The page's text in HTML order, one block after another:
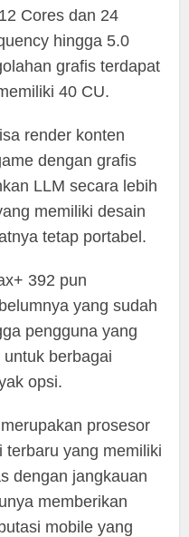
Cores dan 24
hingga 5.0
grafis terdapat
40 CU.
render konten
dengan grafis
LLM secara lebih
memiliki desain
tetap portabel.
392 pun
yang sudah
pengguna yang
berbagai
opsi.
prosesor
terbaru yang memiliki
dengan jangkauan
memberikan
mobile yang